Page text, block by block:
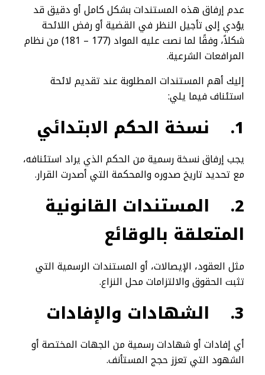
عدم إرفاق هذه المستندات بشكل كامل أو دقيق قد
يؤدي إلى تأجيل النظر في القضية أو رفض اللائحة
شكلاً، وفقًا لما نصت عليه المواد (177 – 181) من نظام
المرافعات الشرعية.
إليك أهم المستندات المطلوبة عند تقديم لائحة
استئناف فيما يلي:
1. نسخة الحكم الابتدائي
يجب إرفاق نسخة رسمية من الحكم الذي يراد استئنافه،
مع تحديد تاريخ صدوره والمحكمة التي أصدرت القرار.
2.
المستندات القانونية
المتعلقة بالوقائع
مثل العقود، الإيصالات، أو المستندات الرسمية التي
تثبت الحقوق والالتزامات محل النزاع.
3. الشهادات والإفادات
أي إفادات أو شهادات رسمية من الجهات المختصة أو
الشهود التي تعزز حجج المستأنف.